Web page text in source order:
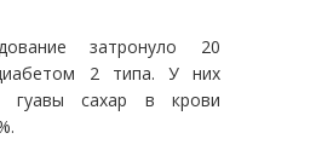
затронуло 20
2 типа. У них
гуавы сахар в крови